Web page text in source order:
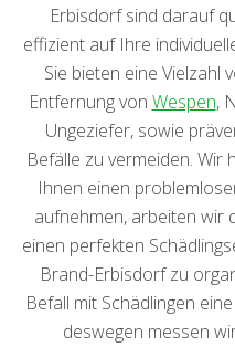
Erbisdorf sind darauf
effizient auf Ihre
Sie bieten eine Vielzahl
Entfernung von Wespen,
Ungeziefer, sowie
Befälle zu vermeiden. Wir
Ihnen einen
aufnehmen, arbeiten wir
einen perfekten
Brand-Erbisdorf zu
Befall mit Schädlingen
deswegen messen